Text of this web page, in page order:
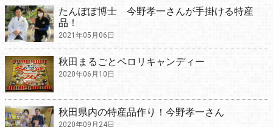
たんぽぽ博士 今野孝一さんが手掛ける特産
品！
2021年05月06日
秋田まるごとペロリキャンディー
2020年06月10日
秋田県内の特産品作り！今野孝一さん
2020年09月24日